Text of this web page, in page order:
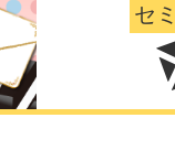
セ